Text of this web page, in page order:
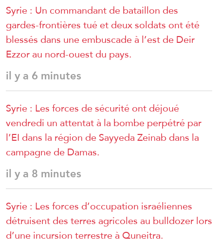
Syrie : Un commandant de bataillon des
gardes-frontières tué et deux soldats ont été
blessés dans une embuscade à l’est de Deir
Ezzor au nord-ouest du pays.
il y a 6 minutes
Syrie : Les forces de sécurité ont déjoué
vendredi un attentat à la bombe perpétré par
l’EI dans la région de Sayyeda Zeinab dans la
campagne de Damas.
il y a 8 minutes
Syrie : Les forces d’occupation israéliennes
détruisent des terres agricoles au bulldozer lors
d’une incursion terrestre à Quneitra.